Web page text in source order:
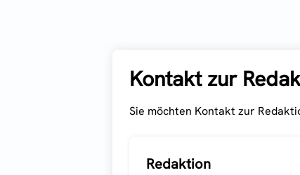
Kontakt zur
Sie möchten Kontakt zur
Redaktion